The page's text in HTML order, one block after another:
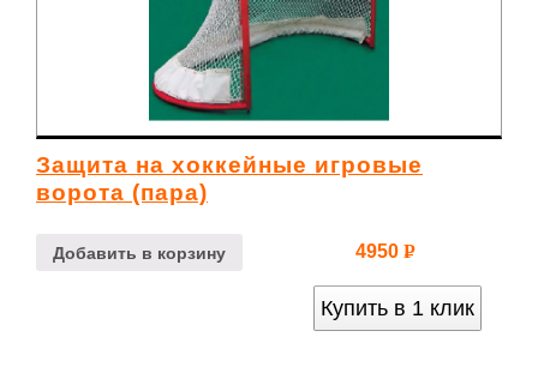
Защита на хоккейные игровые
ворота (пара)
Добавить в корзину 4950 Р
Купить в 1 клик